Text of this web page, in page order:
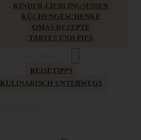
KINDER-LIEBLINGSESSEN
KÜCHENGESCHENKE
OMAS REZEPTE
TARTES UND PIES
REISETIPPS
KULINARISCH UNTERWEGS